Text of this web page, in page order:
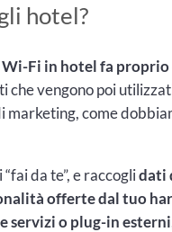
hotel?
Wi-Fi in hotel fa proprio
che vengono poi
marketing, come
da te”, e raccoglidati
offerte dal tuo
servizi o plug-in esterni